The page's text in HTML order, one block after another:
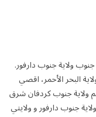
ولاية جنوب دارفور.
البحر الأحمر، اقصي
ولاية جنوب كردفان شرق
جنوب دارفور و ولايتي